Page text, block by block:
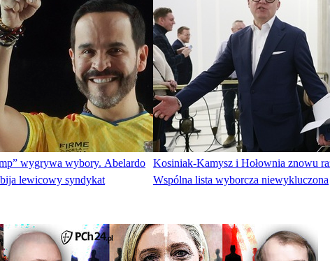
wybory. Abelardo
lewicowy syndykat
Kosiniak-Kamysz i Hołownia znowu
Wspólna lista wyborcza niewykluczona